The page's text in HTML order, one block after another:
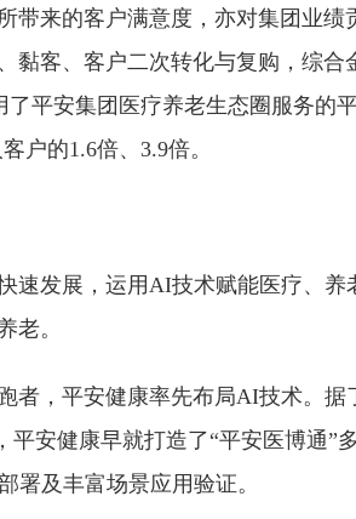
带来的客户满意度，亦对集团业绩
黏客、客户二次转化与复购，综
了平安集团医疗养老生态圈服务的
户的1.6倍、3.9倍。
速发展，运用AI技术赋能医疗、
老。
者，平安健康率先布局AI技术。
平安健康早就打造了“平安医博通”
署及丰富场景应用验证。